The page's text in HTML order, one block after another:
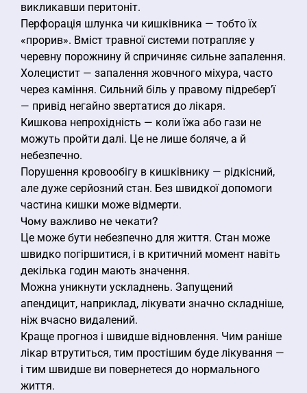
викликавши перитоніт.
Перфорація шлунка чи кишківника — тобто їх
«прорив». Вміст травної системи потрапляє у
черевну порожнину й спричиняє сильне запалення.
Холецистит — запалення жовчного міхура, часто
через каміння. Сильний біль у правому підребер’ї
— привід негайно звертатися до лікаря.
Кишкова непрохідність — коли їжа або гази не
можуть пройти далі. Це не лише боляче, а й
небезпечно.
Порушення кровообігу в кишківнику — рідкісний,
але дуже серйозний стан. Без швидкої допомоги
частина кишки може відмерти.
Чому важливо не чекати?
Це може бути небезпечно для життя. Стан може
швидко погіршитися, і в критичний момент навіть
декілька годин мають значення.
Можна уникнути ускладнень. Запущений
апендицит, наприклад, лікувати значно складніше,
ніж вчасно видалений.
Краще прогноз і швидше відновлення. Чим раніше
лікар втрутиться, тим простішим буде лікування —
і тим швидше ви повернетеся до нормального
життя.